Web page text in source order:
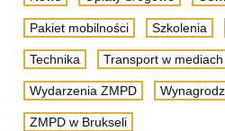
Pakiet mobilności Szkolenia
Technika Transport w mediach
Wydarzenia ZMPD
ZMPD w Brukseli